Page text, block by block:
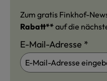
Zum gratis Finkhof-
Rabatt** auf die
E-Mail-Adresse *